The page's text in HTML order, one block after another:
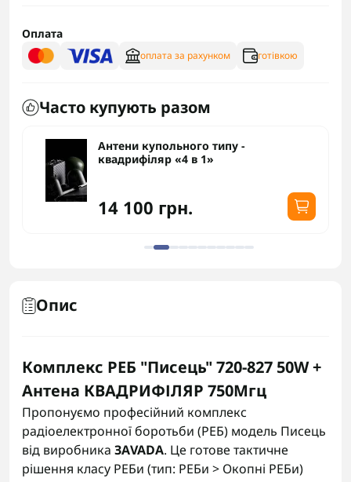
Оплата
оплата за рахунком готівкою
Часто купують разом
Антени купольного типу -
квадрифіляр «4 в 1»
14 100 грн.
Опис
Комплекс РЕБ "Писець" 720-827 50W +
Антена КВАДРИФІЛЯР 750Мгц
Пропонуємо професійний комплекс
радіоелектронної боротьби (РЕБ) модель Писець
від виробника ЗАVADA. Це готове тактичне
рішення класу РЕБи (тип: РЕБи > Окопні РЕБи)